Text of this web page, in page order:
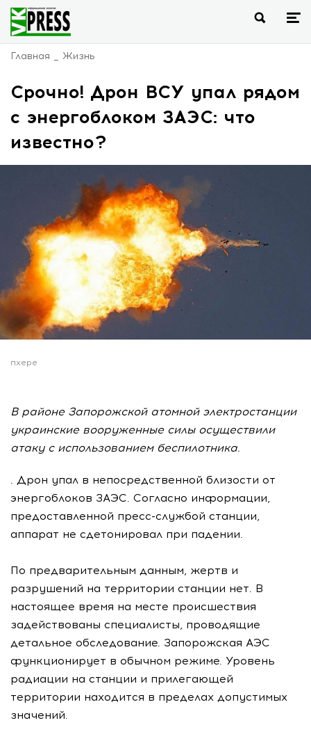
Главная Жизнь
Срочно! Дрон ВСУ упал рядом
с энергоблоком ЗАЭС: что
известно?
пхере
В районе Запорожской атомной электростанции
украинские вооруженные силы осуществили
атаку с использованием беспилотника.
. Дрон упал в непосредственной близости от
энергоблоков ЗАЭС. Согласно информации,
предоставленной пресс-службой станции,
аппарат не сдетонировал при падении.
По предварительным данным, жертв и
разрушений на территории станции нет. В
настоящее время на месте происшествия
задействованы специалисты, проводящие
детальное обследование. Запорожская АЭС
функционирует в обычном режиме. Уровень
радиации на станции и прилегающей
территории находится в пределах допустимых
значений.